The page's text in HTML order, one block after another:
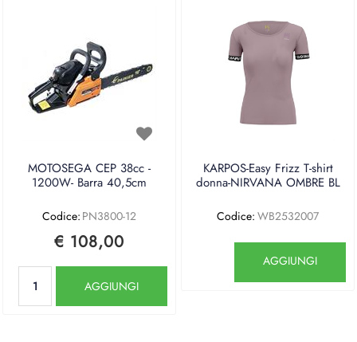
MOTOSEGA CEP 38cc -
1200W- Barra 40,5cm
Codice: PN3800-12
€ 108,00
AGGIUNGI
KARPOS-Easy Frizz T-shirt
donna-NIRVANA OMBRE BL
Codice: WB2532007
AGGIUNGI